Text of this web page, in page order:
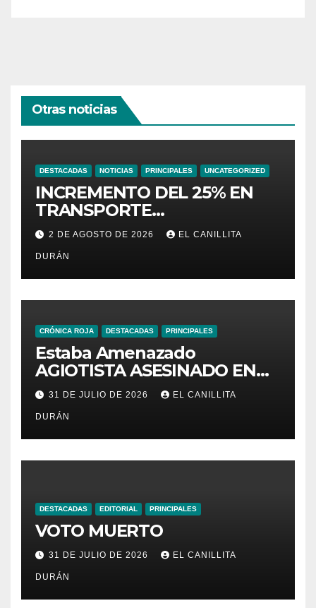
Otras noticias
DESTACADAS NOTICIAS PRINCIPALES UNCATEGORIZED
INCREMENTO DEL 25% EN
TRANSPORTE
INTERPROVINCIAL NO
INCLUYE A TRANPORTISTAS
URBANOS
INTERCANTONALES.
2 DE AGOSTO DE 2026 EL CANILLITA
DURÁN
CRÓNICA ROJA DESTACADAS PRINCIPALES
Estaba Amenazado
AGIOTISTA ASESINADO EN
SU NEGOCIO
31 DE JULIO DE 2026 EL CANILLITA
DURÁN
DESTACADAS EDITORIAL PRINCIPALES
VOTO MUERTO
31 DE JULIO DE 2026 EL CANILLITA
DURÁN